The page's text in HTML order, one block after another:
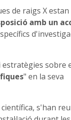
de raigs X
amb un
estratègies sobre
" en la seva
s'han